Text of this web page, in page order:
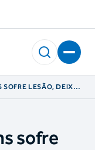
LESÃO, DEIXA
DA JUVENTUDE
sofre